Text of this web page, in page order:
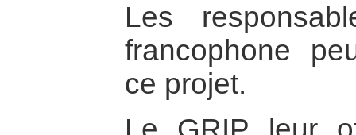
Les
francophone
ce projet.